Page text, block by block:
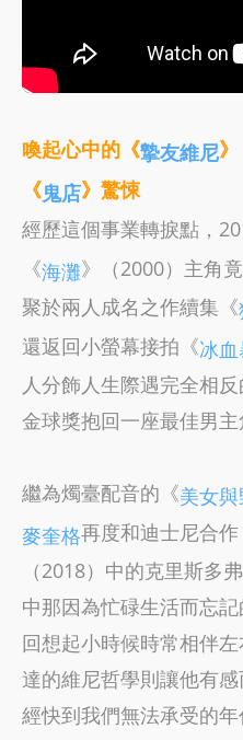
喚起心中的《摯友維尼
《鬼店》驚悚
經歷這個事業轉捩點，
《海灘》（2000）主角
聚於兩人成名之作續集《
還返回小螢幕接拍《冰
人分飾人生際遇完全相
金球獎抱回一座最佳男主
繼為燭臺配音的《美女
麥奎格再度和迪士尼合
（2018）中的克里斯多
中那因為忙碌生活而忘
回想起小時候時常相伴
達的維尼哲學則讓他有
經快到我們無法承受的